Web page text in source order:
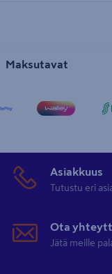
Maksutavat
Asiakkuus
Tutustu eri
Ota
Jätä meille